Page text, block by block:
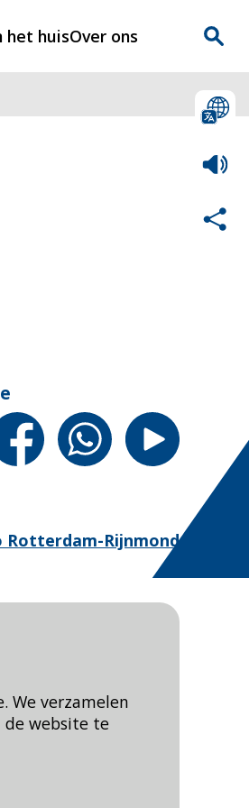
We verzamelen
de website te
het huisOver ons
Rotterdam-Rijnmond